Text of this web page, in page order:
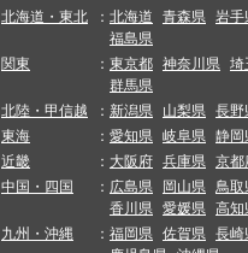
北海道・東北 ： 北海道 青森県 岩手
福島県
関東
： 東京都 神奈川県 埼
群馬県
北陸・甲信越
： 新潟県 山梨県 長野
東海
： 愛知県 岐阜県 静岡
近畿
： 大阪府 兵庫県 京都
中国・四国
： 広島県 岡山県 鳥取
香川県 愛媛県 高知
九州・沖縄
： 福岡県 佐賀県 長崎